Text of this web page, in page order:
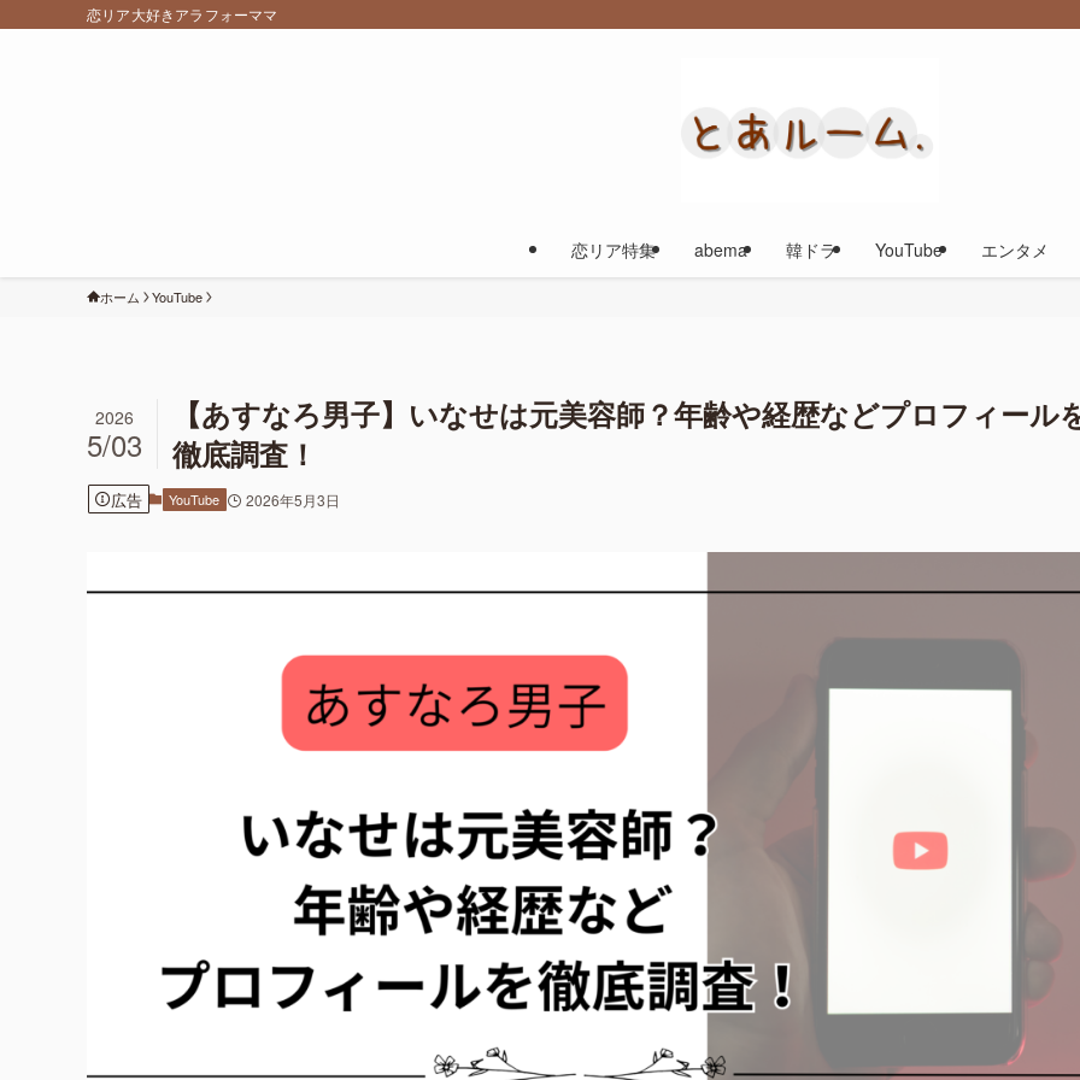
恋リア大好きアラフォーママ
恋リア特集 abema 韓ドラ YouTube エンタメ
ホーム YouTube
【あすなろ男子】いなせは元美容師？年齢や経歴などプロフィール
徹底調査！
2026
5/03
広告 YouTube 2026年5月3日